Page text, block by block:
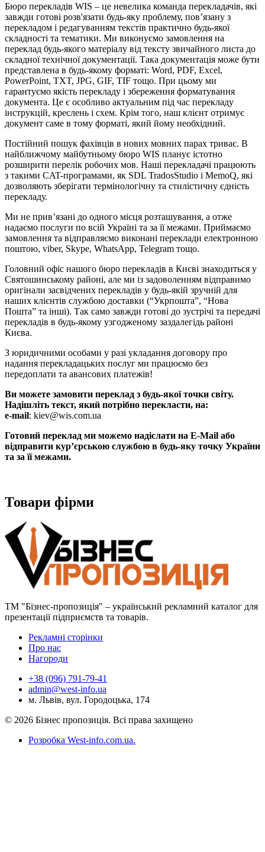
Бюро перекладів WIS – це невелика команда перекладачів, які
завжди готові розв'язати будь-яку проблему, пов’язану з
перекладом і редагуванням текстів практично будь-якої
складності та тематики. Ми виконуємо замовлення на
переклад будь-якого матеріалу від тексту звичайного листа до
складної технічної документації. Така документація може бути
представлена в будь-якому форматі: Word, PDF, Excel,
PowerPoint, TXT, JPG, GIF, TIF тощо. При цьому ми
гарантуємо якість перекладу і збереження форматування
документа. Це є особливо актуальним під час перекладу
інструкцій, креслень і схем. Крім того, наш клієнт отримує
документ саме в тому форматі, який йому необхідний.
Постійний пошук фахівців в нових мовних парах триває. В
найближчому майбутньому бюро WIS планує істотно
розширити перелік робочих мов. Наші перекладачі працюють
з такими CAT-програмами, як SDL TradosStudio і MemoQ, які
дозволяють зберігати термінологічну та стилістичну єдність
перекладу.
Ми не прив’язані до одного місця розташування, а отже
надаємо послуги по всій Україні та за її межами. Приймаємо
замовлення та відправляємо виконані переклади електронною
поштою, viber, Skype, WhatsApp, Telegram тощо.
Головний офіс нашого бюро перекладів в Києві знаходиться у
Святошинському районі, але ми із задоволенням відправимо
оригінали засвідчених перекладів у будь-якій зручній для
наших клієнтів службою доставки (“Укрпошта”, “Нова
Пошта” та інші). Так само завжди готові до зустрічі та передачі
перекладів в будь-якому узгодженому заздалегідь районі
Києва.
З юридичними особами у разі укладання договору про
надання перекладацьких послуг ми працюємо без
передоплати та авансових платежів!
Ви можете замовити переклад з будь-якої точки світу.
Надішліть текст, який потрібно перекласти, на:
e-mail: kiev@wis.com.ua
Готовий переклад ми можемо надіслати на E-Mail або
відправити кур’єрською службою в будь-яку точку України
та за її межами.
Товари фірми
ТМ "Бізнес-пропозиція" – український рекламний каталог для
презентації підприємств та товарів.
Рекламні сторінки
Про нас
Нагороди
+38 (096) 791-79-41
admin@west-info.ua
м. Львів, вул. Городоцька, 174
© 2026 Бізнес пропозиція. Всі права захищено
Розробка West-info.com.ua.